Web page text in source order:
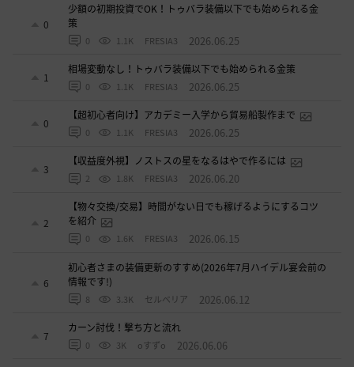
0
少額の初期投資でOK！トゥバラ装備以下でも始められる金
策
0 1.1K FRESIA3 2026.06.25
1
相場変動なし！トゥバラ装備以下でも始められる金策
0 1.1K FRESIA3 2026.06.25
0
【超初心者向け】アカデミー入学から貿易船製作まで
0 1.1K FRESIA3 2026.06.25
3
【収益度外視】ノストスの星をなるはやで作るには
2 1.8K FRESIA3 2026.06.20
2
【物々交換/交易】時間がない日でも稼げるようにするコツ
を紹介
0 1.6K FRESIA3 2026.06.15
6
初心者さまの装備更新のすすめ(2026年7月ハイデル宴会前の
情報です!)
8 3.3K セルベリア 2026.06.12
7
カーン討伐！撃ち方と流れ
0 3K oすずo 2026.06.06